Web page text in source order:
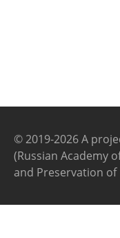
© 2019-2026 A
(Russian Academy
and Preservation of